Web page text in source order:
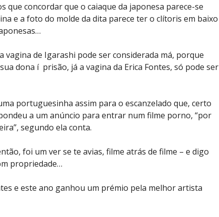
que concordar que o caiaque da japonesa parece-se
e a foto do molde da dita parece ter o clítoris em baixo
vagina de Igarashi pode ser considerada má, porque
dona í prisão, já a vagina da Erica Fontes, só pode ser
portuguesinha assim para o escanzelado que, certo
a um anúncio para entrar num filme porno, “por
segundo ela conta.
foi um ver se te avias, filme atrás de filme – e digo
propriedade…
e este ano ganhou um prémio pela melhor artista